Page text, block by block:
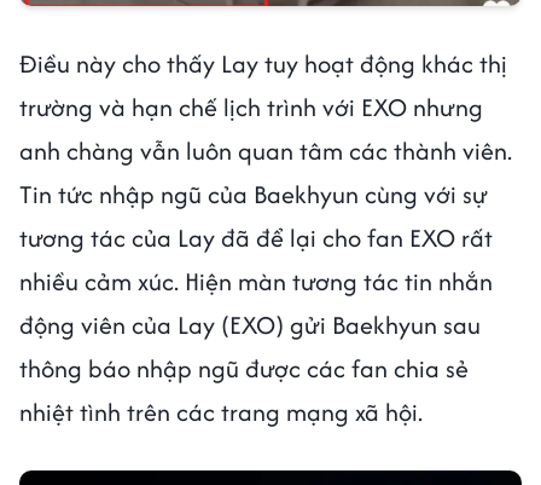
Điều này cho thấy Lay tuy hoạt động khác thị
trường và hạn chế lịch trình với EXO nhưng
anh chàng vẫn luôn quan tâm các thành viên.
Tin tức nhập ngũ của Baekhyun cùng với sự
tương tác của Lay đã để lại cho fan EXO rất
nhiều cảm xúc. Hiện màn tương tác tin nhắn
động viên của Lay (EXO) gửi Baekhyun sau
thông báo nhập ngũ được các fan chia sẻ
nhiệt tình trên các trang mạng xã hội.